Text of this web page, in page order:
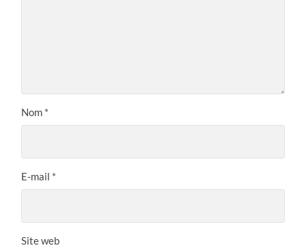
Nom *
E-mail *
Site web